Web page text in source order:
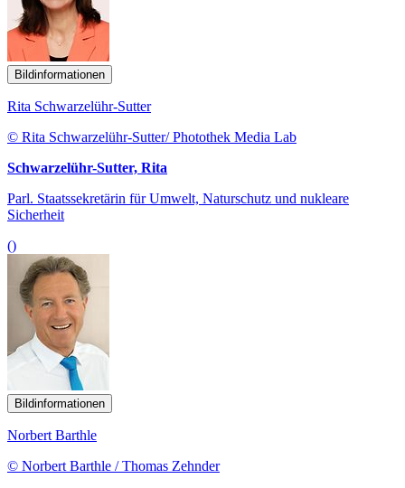
Bildinformationen
Rita Schwarzelühr-Sutter
© Rita Schwarzelühr-Sutter/ Photothek Media Lab
Schwarzelühr-Sutter, Rita
Parl. Staatssekretärin für Umwelt, Naturschutz und nukleare
Sicherheit
()
Bildinformationen
Norbert Barthle
© Norbert Barthle / Thomas Zehnder